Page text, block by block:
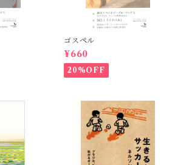
ゴスペル
¥660
20%OFF